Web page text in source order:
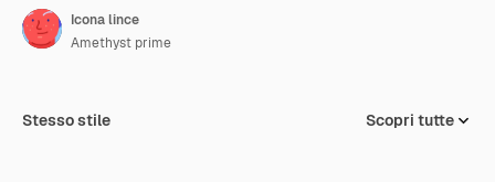
Icona lince
Amethyst prime
Stesso stile Scopri tutte